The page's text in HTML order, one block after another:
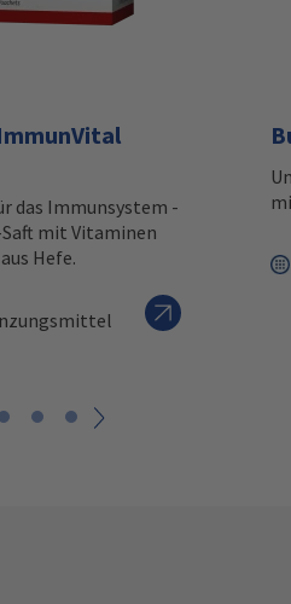
das Immunsystem -
mit Vitaminen
Hefe.